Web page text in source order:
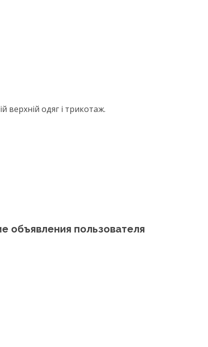
верхній одяг і трикотаж.
объявления пользователя